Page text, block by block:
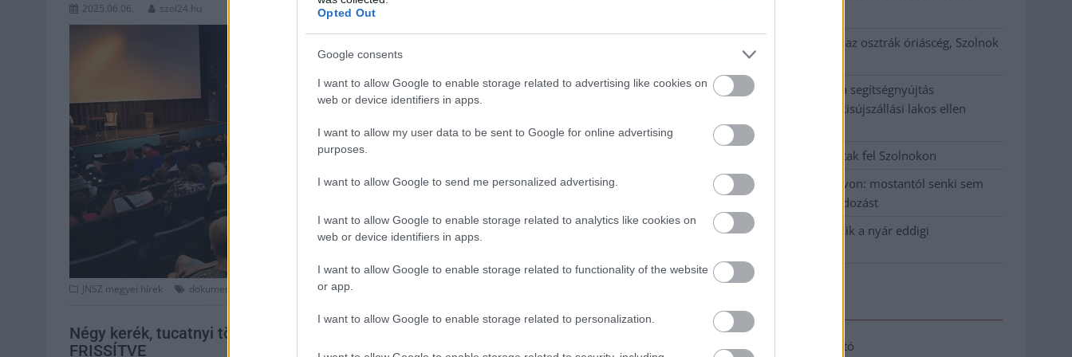
Opted Out
Google consents
I want to allow Google to enable storage related to advertising like cookies on
web or device identifiers in apps.
I want to allow my user data to be sent to Google for online advertising
purposes.
I want to allow Google to send me personalized advertising.
I want to allow Google to enable storage related to analytics like cookies on
web or device identifiers in apps.
I want to allow Google to enable storage related to functionality of the website
or app.
I want to allow Google to enable storage related to personalization.
2025.06.06. szol24.hu
Egy technikai probléma következtében
Jászok TISZA Sziget a Lehel Film-Színházban:
egy beszélgetéssel egybekötött vetítésre
várták az érdeklődőket, ahol a Nyomik című
JNSZ megyei hírek dokumentumfilm Jászberény,nyomik
Négy kerék, tucatnyi történet – Különleges filmvetítéssel készülnek Jászberényben –
FRISSÍTVE
Átszervezi működését az osztrák óriáscég, Szolnok
is érintett
Tragédiába torkollott a segítségnyújtás
elmulasztása, három kisújszállási lakos ellen
emeltek vádat
Hatalmas lángok csaptak fel Szolnokon
Vízitraffipax a Tisza-tavon: mostantól senki sem
úszhatja meg a száguldozást
Szolnokra is megérkezik a nyár eddigi
Adatkezelési tájékoztató